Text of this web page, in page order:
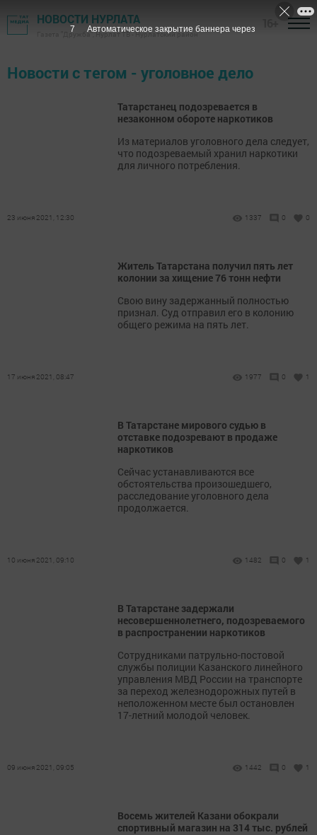
НОВОСТИ НУРЛАТА
Газета "Дружба", Нурлат ТВ - Нурлатский район
Новости с тегом - уголовное дело
Татарстанец подозревается в
незаконном обороте наркотиков
Из материалов уголовного дела следует,
что подозреваемый хранил наркотики
для личного потребления.
23 июня 2021, 12:30 1337 0 0
Житель Татарстана получил пять лет
колонии за хищение 76 тонн нефти
​​​​​​​Свою вину задержанный полностью
признал. Суд отправил его в колонию
общего режима на пять лет.
17 июня 2021, 08:47 1977 0 1
В Татарстане мирового судью в
отставке подозревают в продаже
наркотиков
​​​​​​​Сейчас устанавливаются все
обстоятельства произошедшего,
расследование уголовного дела
продолжается.
10 июня 2021, 09:10 1482 0 1
В Татарстане задержали
несовершеннолетнего, подозреваемого
в распространении наркотиков
Сотрудниками патрульно-постовой
службы полиции Казанского линейного
управления МВД России на транспорте
за переход железнодорожных путей в
неположенном месте был остановлен
17-летний молодой человек.
09 июня 2021, 09:05 1442 0 1
Восемь жителей Казани обокрали
спортивный магазин на 314 тыс. рублей
7 Автоматическое закрытие баннера через